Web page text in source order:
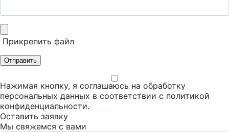
Прикрепить файл
Отправить
Нажимая кнопку, я соглашаюсь на обработку
персональных данных в соответствии с политикой
конфиденциальности.
Оставить заявку
Мы свяжемся с вами